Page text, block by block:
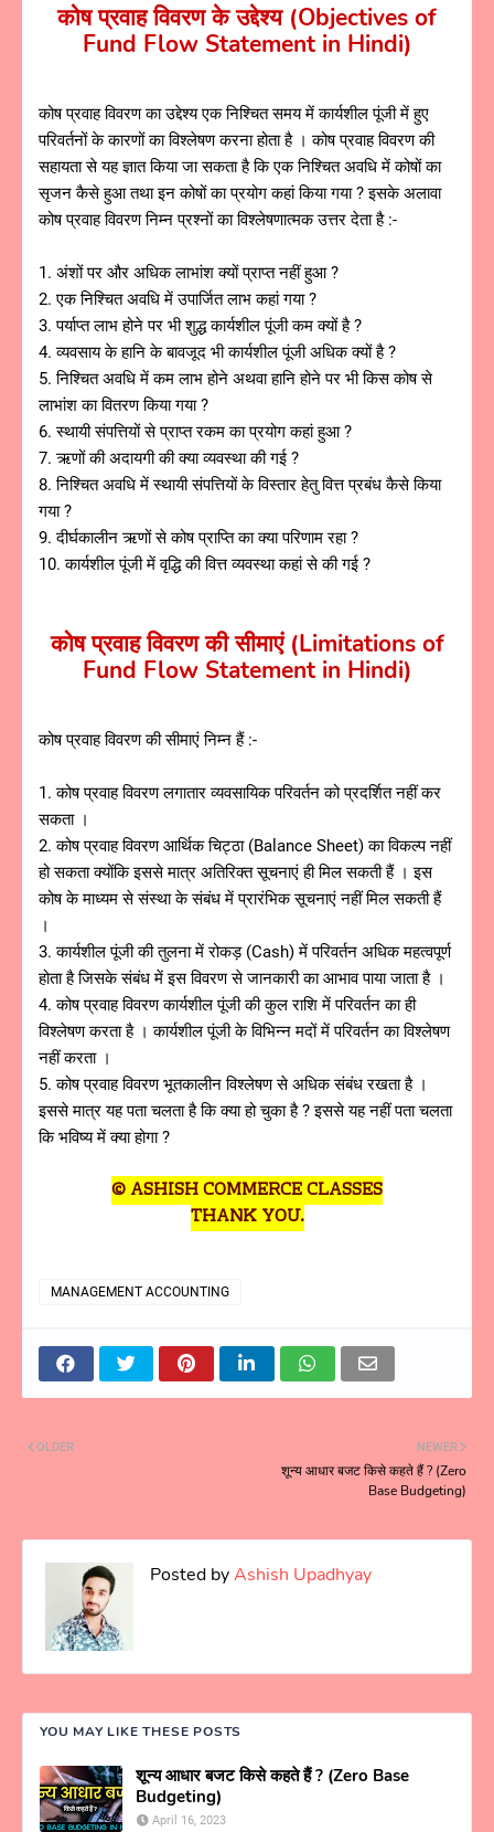
कोष प्रवाह विवरण के उद्देश्य (Objectives of
Fund Flow Statement in Hindi)
कोष प्रवाह विवरण का उद्देश्य एक निश्चित समय में कार्यशील पूंजी में हुए
परिवर्तनों के कारणों का विश्लेषण करना होता है । कोष प्रवाह विवरण की
सहायता से यह ज्ञात किया जा सकता है कि एक निश्चित अवधि में कोषों का
सृजन कैसे हुआ तथा इन कोषों का प्रयोग कहां किया गया ? इसके अलावा
कोष प्रवाह विवरण निम्न प्रश्नों का विश्लेषणात्मक उत्तर देता है :-
1. अंशों पर और अधिक लाभांश क्यों प्राप्त नहीं हुआ ?
2. एक निश्चित अवधि में उपार्जित लाभ कहां गया ?
3. पर्याप्त लाभ होने पर भी शुद्ध कार्यशील पूंजी कम क्यों है ?
4. व्यवसाय के हानि के बावजूद भी कार्यशील पूंजी अधिक क्यों है ?
5. निश्चित अवधि में कम लाभ होने अथवा हानि होने पर भी किस कोष से
लाभांश का वितरण किया गया ?
6. स्थायी संपत्तियों से प्राप्त रकम का प्रयोग कहां हुआ ?
7. ऋणों की अदायगी की क्या व्यवस्था की गई ?
8. निश्चित अवधि में स्थायी संपत्तियों के विस्तार हेतु वित्त प्रबंध कैसे किया
गया ?
9. दीर्घकालीन ऋणों से कोष प्राप्ति का क्या परिणाम रहा ?
10. कार्यशील पूंजी में वृद्धि की वित्त व्यवस्था कहां से की गई ?
कोष प्रवाह विवरण की सीमाएं (Limitations of
Fund Flow Statement in Hindi)
कोष प्रवाह विवरण की सीमाएं निम्न हैं :-
1. कोष प्रवाह विवरण लगातार व्यवसायिक परिवर्तन को प्रदर्शित नहीं कर
सकता ।
2. कोष प्रवाह विवरण आर्थिक चिट्ठा (Balance Sheet) का विकल्प नहीं
हो सकता क्योंकि इससे मात्र अतिरिक्त सूचनाएं ही मिल सकती हैं । इस
कोष के माध्यम से संस्था के संबंध में प्रारंभिक सूचनाएं नहीं मिल सकती हैं
।
3. कार्यशील पूंजी की तुलना में रोकड़ (Cash) में परिवर्तन अधिक महत्वपूर्ण
होता है जिसके संबंध में इस विवरण से जानकारी का आभाव पाया जाता है ।
4. कोष प्रवाह विवरण कार्यशील पूंजी की कुल राशि में परिवर्तन का ही
विश्लेषण करता है । कार्यशील पूंजी के विभिन्न मदों में परिवर्तन का विश्लेषण
नहीं करता ।
5. कोष प्रवाह विवरण भूतकालीन विश्लेषण से अधिक संबंध रखता है ।
इससे मात्र यह पता चलता है कि क्या हो चुका है ? इससे यह नहीं पता चलता
कि भविष्य में क्या होगा ?
© ASHISH COMMERCE CLASSES
THANK YOU.
MANAGEMENT ACCOUNTING
NEWER
शून्य आधार बजट किसे कहते हैं ? (Zero
Base Budgeting)
OLDER
Posted byAshish Upadhyay
YOU MAY LIKE THESE POSTS
शून्य आधार बजट किसे कहते हैं ? (Zero Base
Budgeting)
April 16, 2023